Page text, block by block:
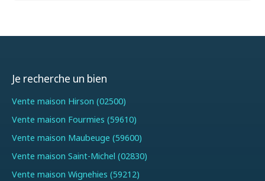
Je recherche un bien
Vente maison Hirson (02500)
Vente maison Fourmies (59610)
Vente maison Maubeuge (59600)
Vente maison Saint-Michel (02830)
Vente maison Wignehies (59212)